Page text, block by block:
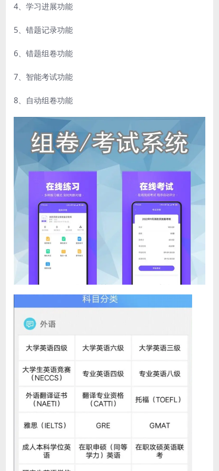
4、学习进展功能
5、错题记录功能
6、错题组卷功能
7、智能考试功能
8、自动组卷功能